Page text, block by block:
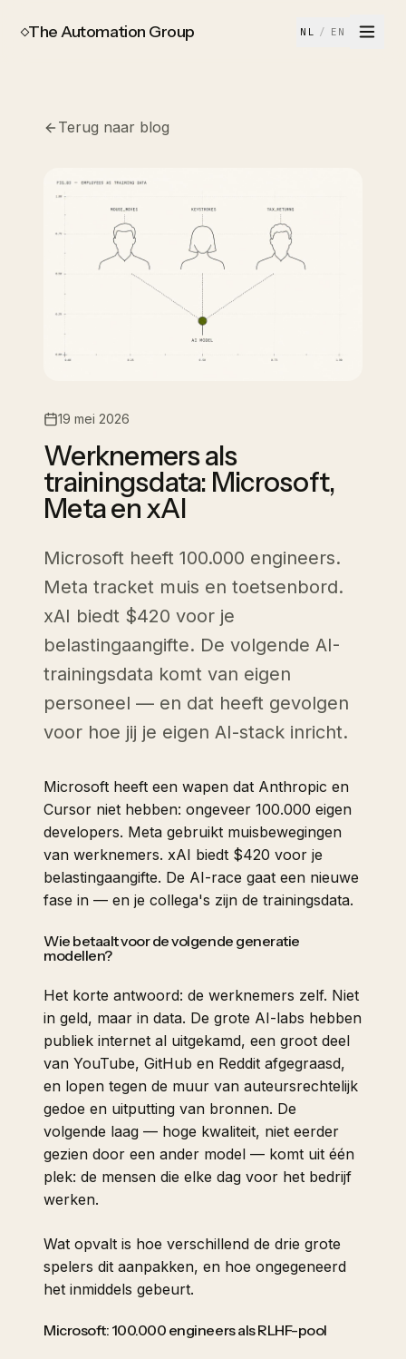
The Automation Group NL / EN
Terug naar blog
19 mei 2026
Werknemers als
trainingsdata: Microsoft,
Meta en xAI
Microsoft heeft 100.000 engineers.
Meta tracket muis en toetsenbord.
xAI biedt $420 voor je
belastingaangifte. De volgende AI-
trainingsdata komt van eigen
personeel — en dat heeft gevolgen
voor hoe jij je eigen AI-stack inricht.
Microsoft heeft een wapen dat Anthropic en
Cursor niet hebben: ongeveer 100.000 eigen
developers. Meta gebruikt muisbewegingen
van werknemers. xAI biedt $420 voor je
belastingaangifte. De AI-race gaat een nieuwe
fase in — en je collega's zijn de trainingsdata.
Wie betaalt voor de volgende generatie
modellen?
Het korte antwoord: de werknemers zelf. Niet
in geld, maar in data. De grote AI-labs hebben
publiek internet al uitgekamd, een groot deel
van YouTube, GitHub en Reddit afgegraasd,
en lopen tegen de muur van auteursrechtelijk
gedoe en uitputting van bronnen. De
volgende laag — hoge kwaliteit, niet eerder
gezien door een ander model — komt uit één
plek: de mensen die elke dag voor het bedrijf
werken.
Wat opvalt is hoe verschillend de drie grote
spelers dit aanpakken, en hoe ongegeneerd
het inmiddels gebeurt.
Microsoft: 100.000 engineers als RLHF-pool